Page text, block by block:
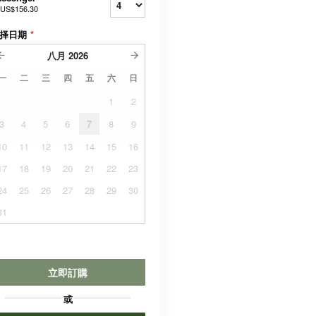
US$156.30
日期 *
八月 2026
二 三 四 五 六 日
1
2
3
4 5 6 7 8
9
11 12 13 14 15
16
18 19 20 21 22
23
25 26 27 28 29
30
立即訂購
或